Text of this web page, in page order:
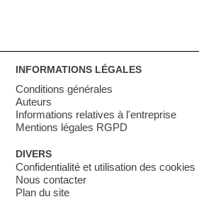
INFORMATIONS LÉGALES
Conditions générales
Auteurs
Informations relatives à l'entreprise
Mentions légales RGPD
DIVERS
Confidentialité et utilisation des cookies
Nous contacter
Plan du site